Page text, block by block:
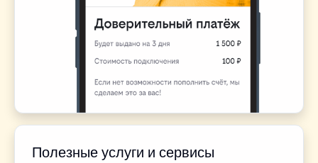
Полезные услуги и сервисы